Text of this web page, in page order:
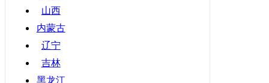
四川
贵州
云南
西藏
陕西
山西
内蒙古
辽宁
吉林
黑龙江